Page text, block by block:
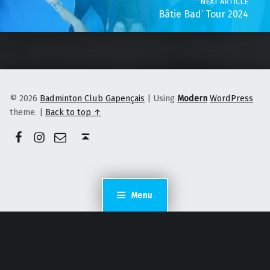
Menu
Bâtie Bad’ Tour 2024
© 2026 Badminton Club Gapençais | Using Modern WordPress
theme. | Back to top ↑